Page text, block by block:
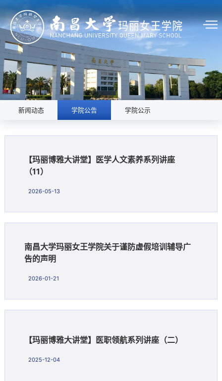
新闻动态 学院公告 学院公示
【玛丽博雅大讲堂】医学人文素养系列讲座
（11）
2026-05-13
南昌大学玛丽女王学院关于谨防虚假培训辅导广
告的声明
2026-01-21
【玛丽博雅大讲堂】医职领航系列讲座（二）
2025-12-04